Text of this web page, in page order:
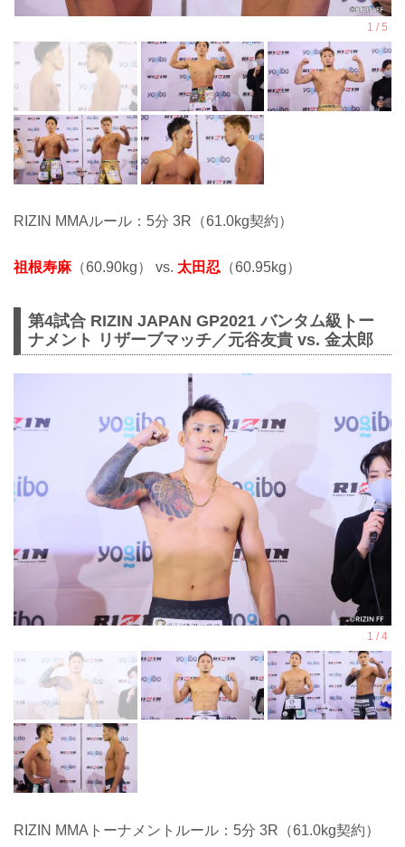
RIZIN MMAルール：5分 3R（61.0kg契約）
祖根寿麻（60.90kg） vs. 太田忍 （60.95kg）
第4試合 RIZIN JAPAN GP2021 バンタム級トー
ナメント リザーブマッチ／元谷友貴 vs. 金太郎
RIZIN MMAトーナメントルール：5分 3R（61.0kg契約）